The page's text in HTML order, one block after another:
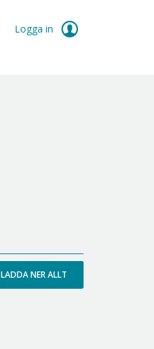
Logga in
LADDA NER ALLT